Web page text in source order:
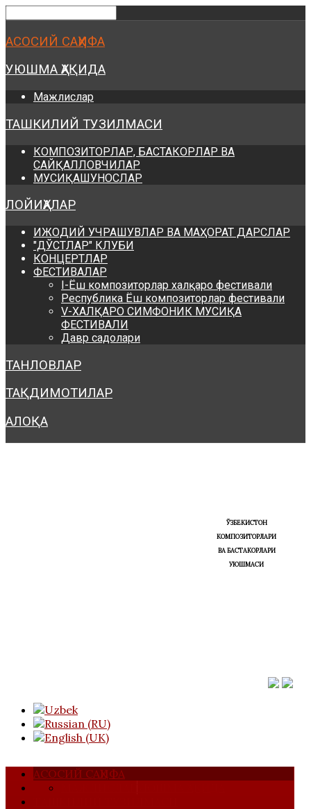
АСОСИЙ САҲИФА
УЮШМА ҲАҚИДА
Мажлислар
ТАШКИЛИЙ ТУЗИЛМАСИ
КОМПОЗИТОРЛАР, БАСТАКОРЛАР ВА
САЙҚАЛЛОВЧИЛАР
МУСИҚАШУНОСЛАР
ЛОЙИҲАЛАР
ИЖОДИЙ УЧРАШУВЛАР ВА МАҲОРАТ ДАРСЛАР
"ДЎСТЛАР" КЛУБИ
КОНЦЕРТЛАР
ФЕСТИВАЛАР
I-Ёш композиторлар халқаро фестивали
Республика Ёш композиторлар фестивали
V-ХАЛҚАРО СИМФОНИК МУСИҚА
ФЕСТИВАЛИ
Давр садолари
ТАНЛОВЛАР
ТАҚДИМОТИЛАР
АЛОҚА
ЎЗБЕКИСТОН
КОМПОЗИТОРЛАРИ
ВА БАСТАКОРЛАРИ
УЮШМАСИ
АСОСИЙ САҲИФА
Предыдущий
год
Предыдущий
месяц
Следующий
год
Следующий
месяц